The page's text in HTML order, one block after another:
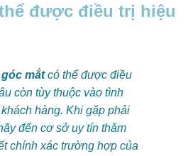
được điều trị hiệu
mắtcó thể được điều
còn tùy thuộc vào tình
hàng. Khi gặp phải
đến cơ sở uy tín thăm
chính xác trường hợp của